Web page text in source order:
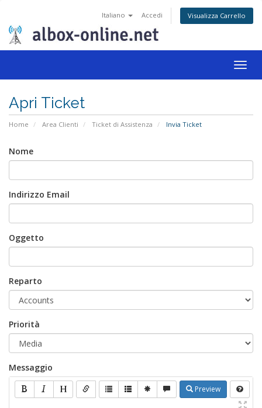
Italiano Accedi Visualizza Carrello
Apri Ticket
Home Area Clienti Ticket di Assistenza Invia Ticket
Nome
Indirizzo Email
Oggetto
Reparto
Priorità
Messaggio
Preview